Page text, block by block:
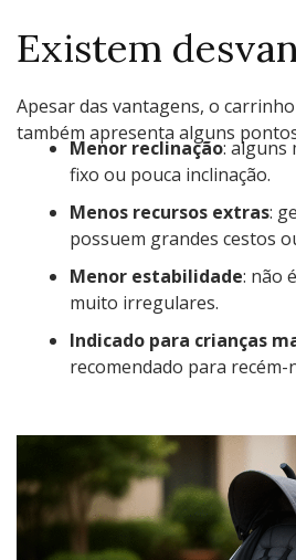
Existem
Apesar das vantagens, o
também apresenta alguns
Menor reclinação: alguns
fixo ou pouca inclinação.
Menos recursos extras:
possuem grandes cestos
Menor estabilidade: não
muito irregulares.
Indicado para crianças
recomendado para recém-